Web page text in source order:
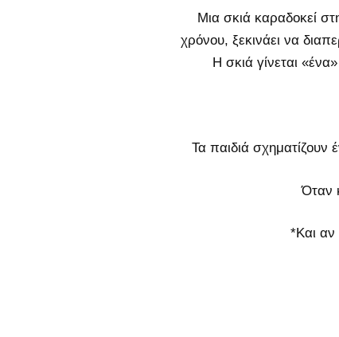
Μια σκιά καραδοκεί
χρόνου, ξεκινάει να
Η σκιά γίνεται
Τα παιδιά
Όταν
*Και αν